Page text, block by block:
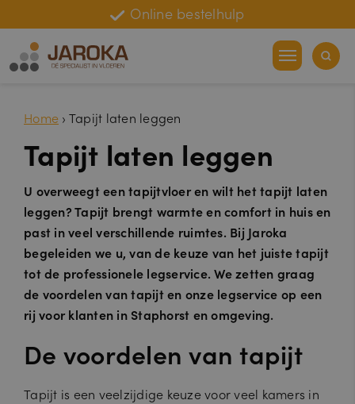
Online bestelhulp
Fabrieksgarantie
Home › Tapijt laten leggen
Tapijt laten leggen
U overweegt een tapijtvloer en wilt het tapijt laten
leggen? Tapijt brengt warmte en comfort in huis en
past in veel verschillende ruimtes. Bij Jaroka
begeleiden we u, van de keuze van het juiste tapijt
tot de professionele legservice. We zetten graag
de voordelen van tapijt en onze legservice op een
rij voor klanten in Staphorst en omgeving.
De voordelen van tapijt
Tapijt is een veelzijdige keuze voor veel kamers in